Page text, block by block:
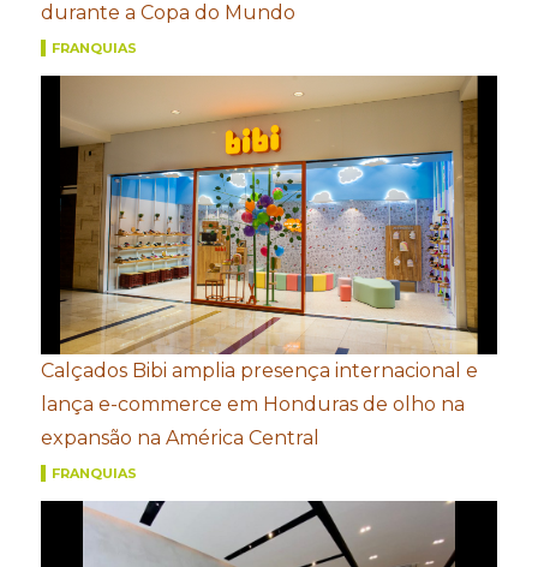
durante a Copa do Mundo
FRANQUIAS
Calçados Bibi amplia presença internacional e
lança e-commerce em Honduras de olho na
expansão na América Central
FRANQUIAS